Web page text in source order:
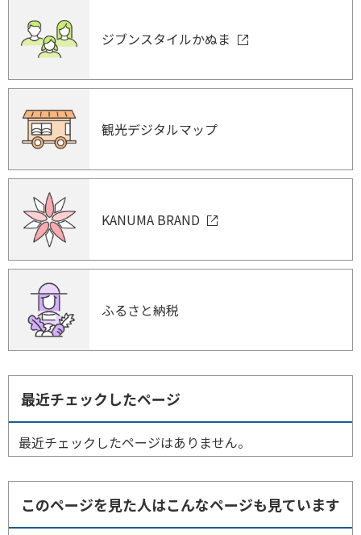
ジブンスタイルかぬま
観光デジタルマップ
KANUMA BRAND
ふるさと納税
最近チェックしたページ
最近チェックしたページはありません。
このページを見た人はこんなページも見ています